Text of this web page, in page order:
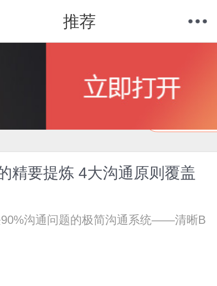
推荐
我的当当
精要提炼 4大沟通原则覆盖
90%沟通问题的极简沟通系统——清晰B